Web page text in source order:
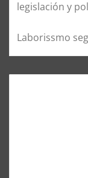
legislación y
Laborissmo